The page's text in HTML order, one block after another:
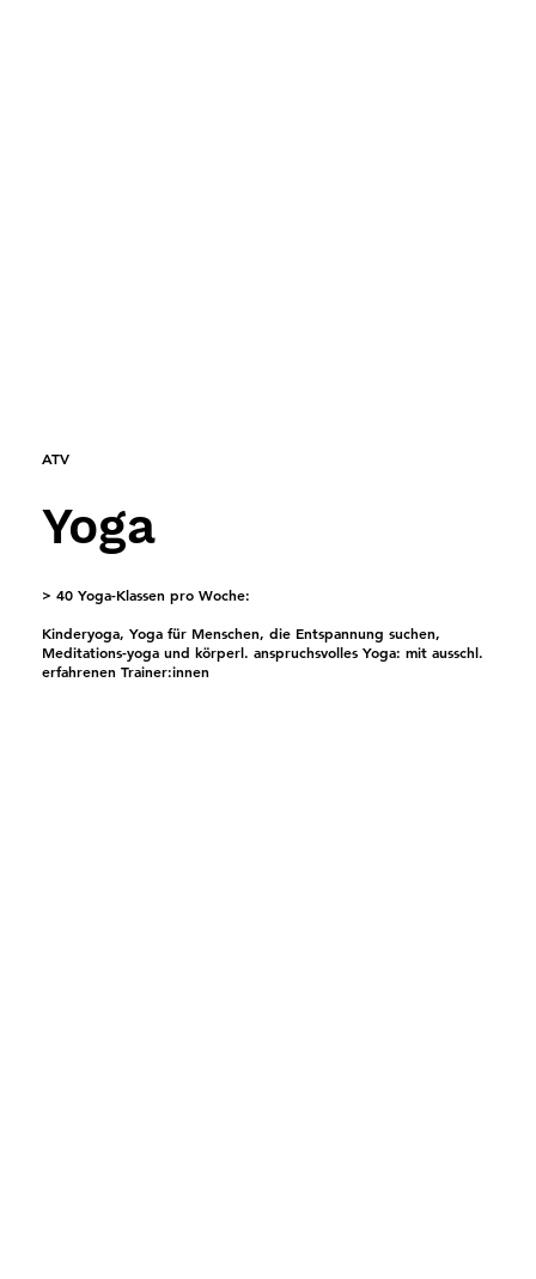
ATV
Yoga
> 40 Yoga-Klassen pro Woche:
Kinderyoga, Yoga für Menschen, die Entspannung suchen,
Meditations-yoga und körperl. anspruchsvolles Yoga: mit ausschl.
erfahrenen Trainer:innen